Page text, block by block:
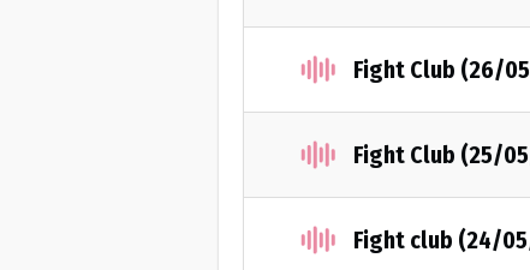
Fight Club (26/
Fight Club (25/
Fight club (24/